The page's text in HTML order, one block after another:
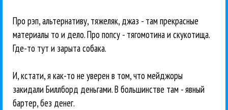
Про рэп, альтернативу, тяжеляк, джаз - там прекрасные
материалы то и дело. Про попсу - тягомотина и скукотища.
Где-то тут и зарыта собака.
И, кстати, я как-то не уверен в том, что мейджоры
закидали Биллборд деньгами. В большинстве там - явный
бартер, без денег.